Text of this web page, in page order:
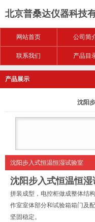
北京普桑达仪器科技
网站首页 公司简
联系我们 产品目
产品展示
沈阳
沈阳步入式恒温恒湿试验室
沈阳步入式恒温恒湿
拼装成型，电控柜做成整体结
作室室体部分和试验箱箱门及
坚固稳定。